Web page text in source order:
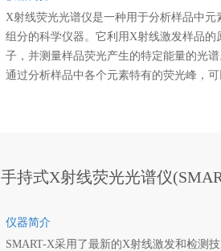
X射线荧光光谱仪是一种用于分析样品中元
组分的科学仪器。它利用X射线激发样品的
子，并测量样品荧光产生的特定能量的光谱
通过分析样品中各个元素特有的荧光峰，可
手持式X射线荧光光谱仪
仪器简介
SMART-X采用了最新的X射线激发和检测技